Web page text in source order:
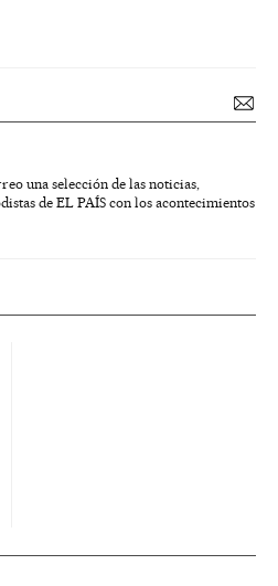
una selección de las noticias,
de EL PAÍS con los acontecimientos